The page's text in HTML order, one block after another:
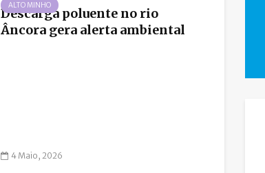
ALTO MINHO
Descarga poluente no rio
Âncora gera alerta ambiental
4 Maio, 2026